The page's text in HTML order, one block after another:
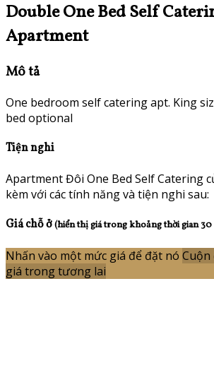
Double One Bed Self
Apartment
Mô tả
One bedroom self catering apt. King
bed optional
Tiện nghi
Apartment Đôi One Bed Self Catering
kèm với các tính năng và tiện nghi sau:
Giá chỗ ở(hiển thị giá trong khoảng thời gian 30
Nhấn vào một mức giá để đặt nó Cuộn
giá trong tương lai